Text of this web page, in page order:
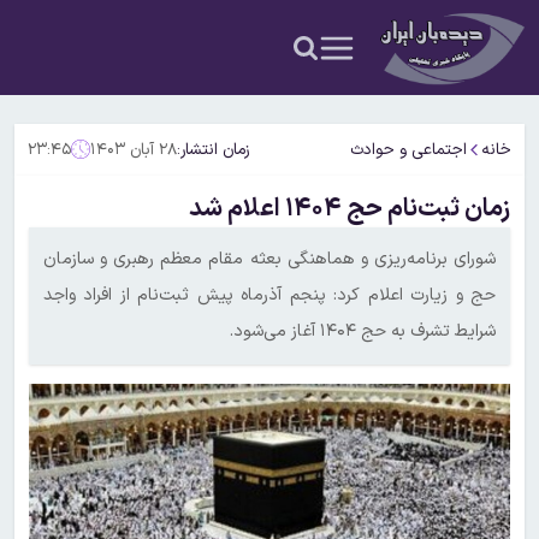
خانه اجتماعی و حوادث زمان انتشار:۲۸ آبان ۱۴۰۳ ۲۳:۴۵
زمان ثبت‌نام حج ۱۴۰۴ اعلام شد
شورای برنامه‌ریزی و هماهنگی بعثه مقام معظم رهبری و سازمان
حج و زیارت اعلام کرد: پنجم آذرماه پیش ثبت‌نام از افراد واجد
شرایط تشرف به حج ۱۴۰۴ آغاز می‌شود.